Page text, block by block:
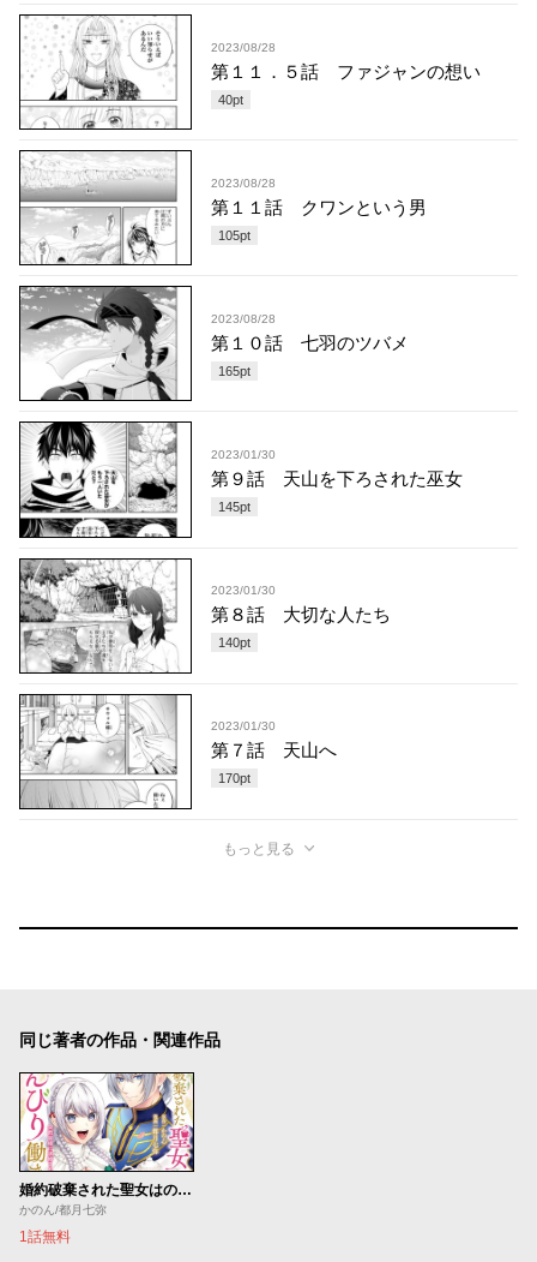
2023/08/28
第１１．５話 ファジャンの想い
40pt
2023/08/28
第１１話 クワンという男
105pt
2023/08/28
第１０話 七羽のツバメ
165pt
2023/01/30
第９話 天山を下ろされた巫女
145pt
2023/01/30
第８話 大切な人たち
140pt
2023/01/30
第７話 天山へ
170pt
もっと見る
同じ著者の作品・関連作品
婚約破棄された聖女はのんびり働きたい～突然皆様に求婚されてもお断りです！～
かのん/都月七弥
1話無料